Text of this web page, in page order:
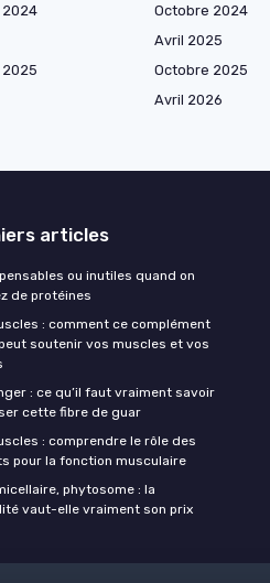
Octobre 2024
Avril 2025
Octobre 2025
Avril 2026
articles
ou inutiles quand on
de protéines
: comment ce complément
soutenir vos muscles et vos
: ce qu’il faut vraiment savoir
cette fibre de guar
: comprendre le rôle des
pour la fonction musculaire
phytosome : la
vaut-elle vraiment son prix